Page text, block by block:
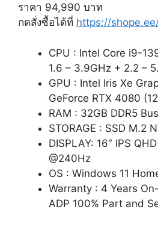
ราคา 94,990 บาท
กดสั่งซื้อได้ที่ https://
CPU : Intel Core i9-
1.6 – 3.9GHz + 2.2 –
GPU : Intel Iris Xe
GeForce RTX 4080
RAM : 32GB DDR5
STORAGE : SSD M.2
DISPLAY: 16″ IPS
@240Hz
OS : Windows 11
Warranty : 4 Years
ADP 100% Part and